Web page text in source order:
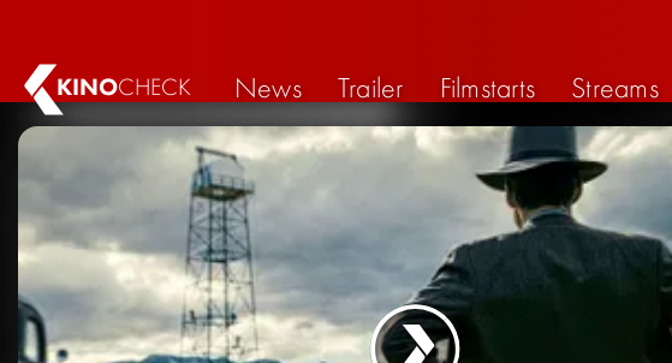
KINOCHECK News Trailer Filmstarts Streams